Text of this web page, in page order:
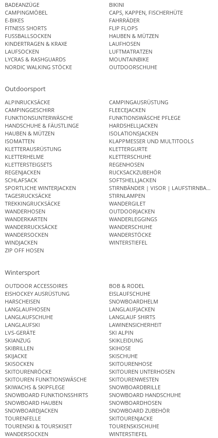
BADEANZÜGE
BIKINI
CAMPINGMÖBEL
CAPS, KAPPEN, FISCHERHÜTE
E-BIKES
FAHRRÄDER
FITNESS SHORTS
FLIP FLOPS
FUSSBALLSOCKEN
HAUBEN & MÜTZEN
KINDERTRAGEN & KRAXE
LAUFHOSEN
LAUFSOCKEN
LUFTMATRATZEN
LYCRAS & RASHGUARDS
MOUNTAINBIKE
NORDIC WALKING STÖCKE
OUTDOORSCHUHE
Outdoorsport
ALPINRUCKSÄCKE
CAMPINGAUSRÜSTUNG
CAMPINGGESCHIRR
FLEECEJACKEN
FUNKTIONSUNTERWÄSCHE
FUNKTIONSWÄSCHE PFLEGE
HANDSCHUHE & FÄUSTLINGE
HARDSHELLJACKEN
HAUBEN & MÜTZEN
ISOLATIONSJACKEN
ISOMATTEN
KLAPPMESSER UND MULTITOOLS
KLETTERAUSRÜSTUNG
KLETTERGURTE
KLETTERHELME
KLETTERSCHUHE
KLETTERSTEIGSETS
REGENHOSEN
REGENJACKEN
RUCKSACKZUBEHÖR
SCHLAFSACK
SOFTSHELLJACKEN
SPORTLICHE WINTERJACKEN
STIRNBÄNDER | VISOR | LAUFSTIRNBAND
TAGESRUCKSÄCKE
STIRNLAMPEN
TREKKINGRUCKSÄCKE
WANDERGILET
WANDERHOSEN
OUTDOORJACKEN
WANDERKARTEN
WANDERLEGGINGS
WANDERRUCKSÄCKE
WANDERSCHUHE
WANDERSOCKEN
WANDERSTÖCKE
WINDJACKEN
WINTERSTIEFEL
ZIP OFF HOSEN
Wintersport
OUTDOOR ACCESSOIRES
BOB & RODEL
EISHOCKEY AUSRÜSTUNG
EISLAUFSCHUHE
HARSCHEISEN
SNOWBOARDHELM
LANGLAUFHOSEN
LANGLAUFJACKEN
LANGLAUFSCHUHE
LANGLAUF SHIRTS
LANGLAUFSKI
LAWINENSICHERHEIT
LVS-GERÄTE
SKI ALPIN
SKIANZUG
SKIKLEIDUNG
SKIBRILLEN
SKIHOSE
SKIJACKE
SKISCHUHE
SKISOCKEN
SKITOURENHOSE
SKITOURENRÖCKE
SKITOUREN UNTERHOSEN
SKITOUREN FUNKTIONSWÄSCHE
SKITOURENWESTEN
SKIWACHS & SKIPFLEGE
SNOWBOARDBRILLE
SNOWBOARD FUNKTIONSSHIRTS
SNOWBOARD HANDSCHUHE
SNOWBOARD HAUBEN
SNOWBOARDHOSEN
SNOWBOARDJACKEN
SNOWBOARD ZUBEHÖR
TOURENFELLE
SKITOURENJACKE
TOURENSKI & TOURSKISET
TOURENSKISCHUHE
WANDERSOCKEN
WINTERSTIEFEL